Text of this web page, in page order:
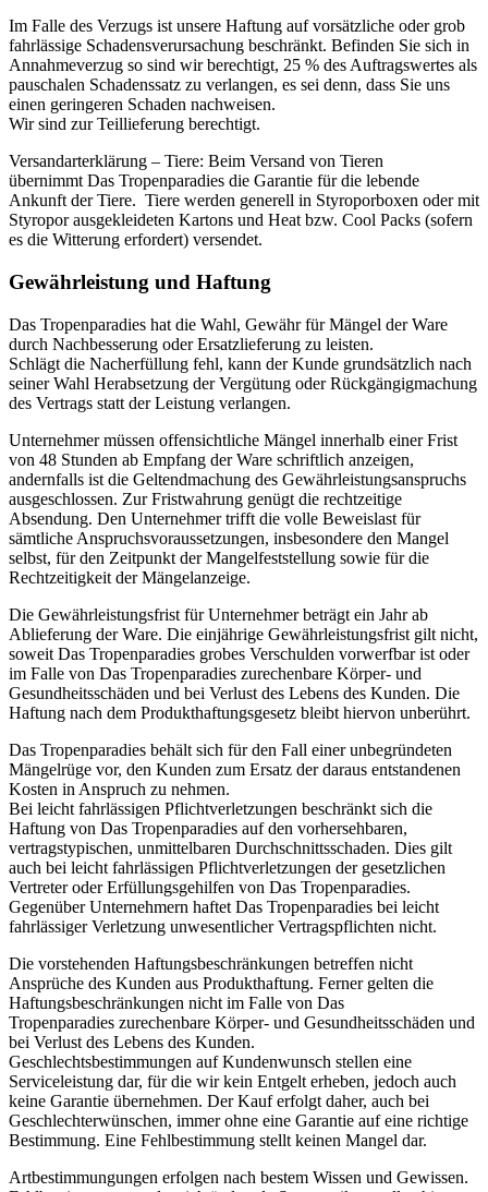
Im Falle des Verzugs ist unsere Haftung auf vorsätzliche oder grob
fahrlässige Schadensverursachung beschränkt. Befinden Sie sich in
Annahmeverzug so sind wir berechtigt, 25 % des Auftragswertes als
pauschalen Schadenssatz zu verlangen, es sei denn, dass Sie uns
einen geringeren Schaden nachweisen.
Wir sind zur Teillieferung berechtigt.
Versandarterklärung – Tiere: Beim Versand von Tieren
übernimmt Das Tropenparadies die Garantie für die lebende
Ankunft der Tiere. Tiere werden generell in Styroporboxen oder mit
Styropor ausgekleideten Kartons und Heat bzw. Cool Packs (sofern
es die Witterung erfordert) versendet.
Gewährleistung und Haftung
Das Tropenparadies hat die Wahl, Gewähr für Mängel der Ware
durch Nachbesserung oder Ersatzlieferung zu leisten.
Schlägt die Nacherfüllung fehl, kann der Kunde grundsätzlich nach
seiner Wahl Herabsetzung der Vergütung oder Rückgängigmachung
des Vertrags statt der Leistung verlangen.
Unternehmer müssen offensichtliche Mängel innerhalb einer Frist
von 48 Stunden ab Empfang der Ware schriftlich anzeigen,
andernfalls ist die Geltendmachung des Gewährleistungsanspruchs
ausgeschlossen. Zur Fristwahrung genügt die rechtzeitige
Absendung. Den Unternehmer trifft die volle Beweislast für
sämtliche Anspruchsvoraussetzungen, insbesondere den Mangel
selbst, für den Zeitpunkt der Mangelfeststellung sowie für die
Rechtzeitigkeit der Mängelanzeige.
Die Gewährleistungsfrist für Unternehmer beträgt ein Jahr ab
Ablieferung der Ware. Die einjährige Gewährleistungsfrist gilt nicht,
soweit Das Tropenparadies grobes Verschulden vorwerfbar ist oder
im Falle von Das Tropenparadies zurechenbare Körper- und
Gesundheitsschäden und bei Verlust des Lebens des Kunden. Die
Haftung nach dem Produkthaftungsgesetz bleibt hiervon unberührt.
Das Tropenparadies behält sich für den Fall einer unbegründeten
Mängelrüge vor, den Kunden zum Ersatz der daraus entstandenen
Kosten in Anspruch zu nehmen.
Bei leicht fahrlässigen Pflichtverletzungen beschränkt sich die
Haftung von Das Tropenparadies auf den vorhersehbaren,
vertragstypischen, unmittelbaren Durchschnittsschaden. Dies gilt
auch bei leicht fahrlässigen Pflichtverletzungen der gesetzlichen
Vertreter oder Erfüllungsgehilfen von Das Tropenparadies.
Gegenüber Unternehmern haftet Das Tropenparadies bei leicht
fahrlässiger Verletzung unwesentlicher Vertragspflichten nicht.
Die vorstehenden Haftungsbeschränkungen betreffen nicht
Ansprüche des Kunden aus Produkthaftung. Ferner gelten die
Haftungsbeschränkungen nicht im Falle von Das
Tropenparadies zurechenbare Körper- und Gesundheitsschäden und
bei Verlust des Lebens des Kunden.
Geschlechtsbestimmungen auf Kundenwunsch stellen eine
Serviceleistung dar, für die wir kein Entgelt erheben, jedoch auch
keine Garantie übernehmen. Der Kauf erfolgt daher, auch bei
Geschlechterwünschen, immer ohne eine Garantie auf eine richtige
Bestimmung. Eine Fehlbestimmung stellt keinen Mangel dar.
Artbestimmungungen erfolgen nach bestem Wissen und Gewissen.